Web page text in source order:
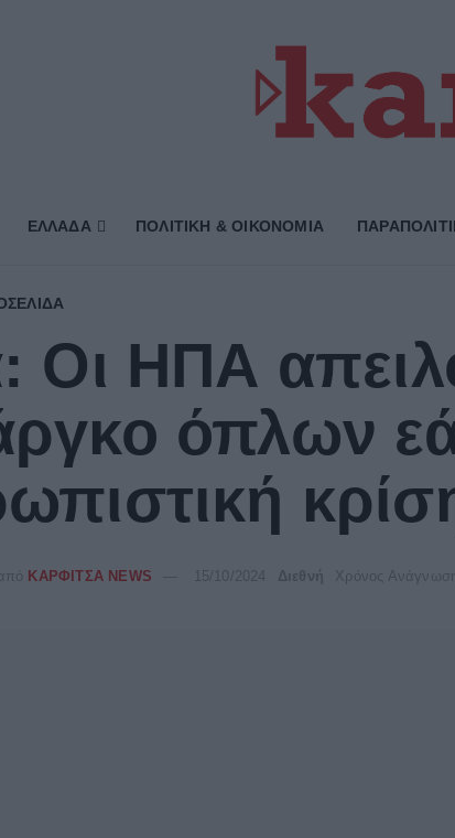
ΕΛΛΑΔΑ ΠΟΛΙΤΙΚΗ & ΟΙΚΟΝΟΜΙΑ
Οι ΗΠΑ
όπλων
ΚΑΡΦΙΤΣΑ NEWS 15/10/2024 Διεθνή Χρόνος